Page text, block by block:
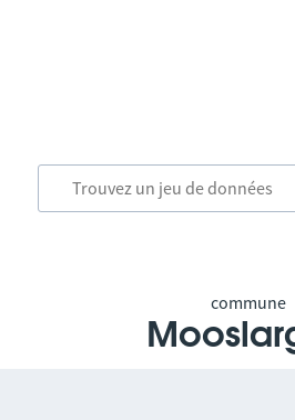
commune